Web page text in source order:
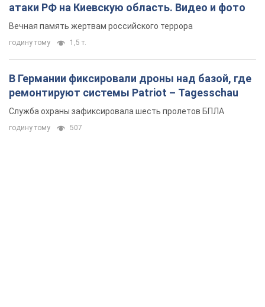
атаки РФ на Киевскую область. Видео и фото
Вечная память жертвам российского террора
годину тому 1,5 т.
В Германии фиксировали дроны над базой, где
ремонтируют системы Patriot – Tagesschau
Служба охраны зафиксировала шесть пролетов БПЛА
годину тому 507